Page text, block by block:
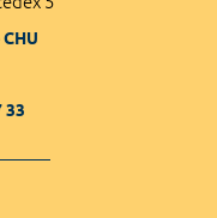
33